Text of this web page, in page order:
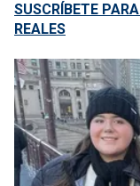
SUSCRÍBETE
REALES